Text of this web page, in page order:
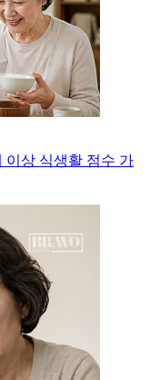
이상 식생활 점수 가